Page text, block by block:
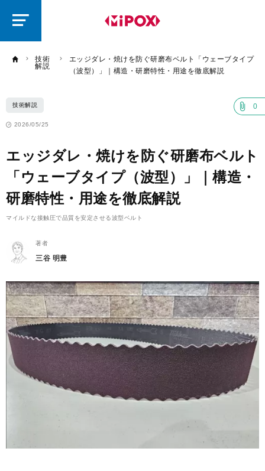
技術
解説
エッジダレ・焼けを防ぐ研磨布ベルト「ウェーブタイプ
（波型）」｜構造・研磨特性・用途を徹底解説
技術解説 0
2026/05/25
エッジダレ・焼けを防ぐ研磨布ベルト
「ウェーブタイプ（波型）」｜構造・
研磨特性・用途を徹底解説
マイルドな接触圧で品質を安定させる波型ベルト
著者
三谷 明豊